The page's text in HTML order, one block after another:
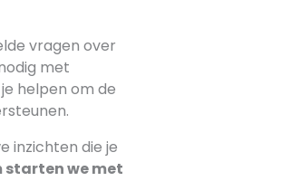
vragen over
met
helpen om de
inzichten die je
starten we met